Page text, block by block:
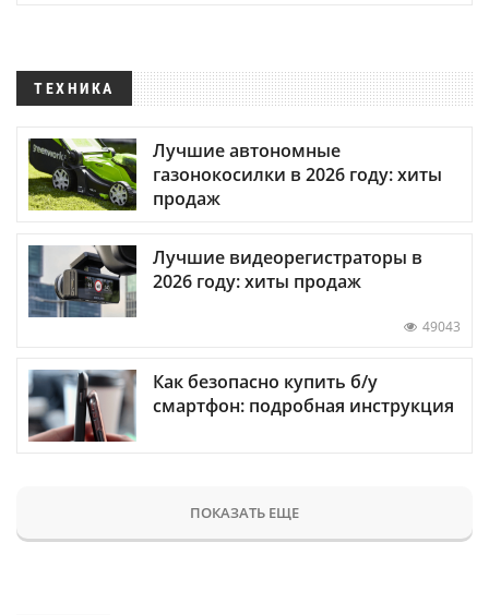
ТЕХНИКА
Лучшие автономные
газонокосилки в 2026 году: хиты
продаж
Лучшие видеорегистраторы в
2026 году: хиты продаж
49043
Как безопасно купить б/у
смартфон: подробная инструкция
ПОКАЗАТЬ ЕЩЕ